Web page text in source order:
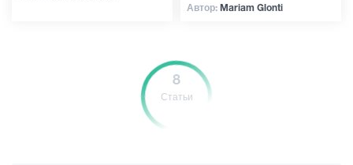
Автор: Mariam Glonti
8
Статьи